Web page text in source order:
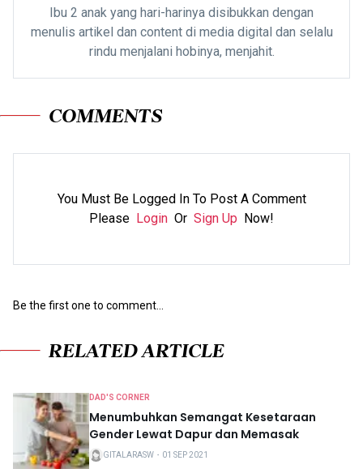
Ibu 2 anak yang hari-harinya disibukkan dengan
menulis artikel dan content di media digital dan selalu
rindu menjalani hobinya, menjahit.
COMMENTS
You Must Be Logged In To Post A Comment
Please Login Or Sign Up Now!
Be the first one to comment...
RELATED ARTICLE
DAD'S CORNER
Menumbuhkan Semangat Kesetaraan
Gender Lewat Dapur dan Memasak
GITALARASW ・ 01 SEP 2021